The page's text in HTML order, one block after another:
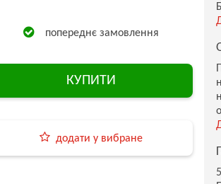
попереднє замовлення
КУПИТИ
додати у вибране